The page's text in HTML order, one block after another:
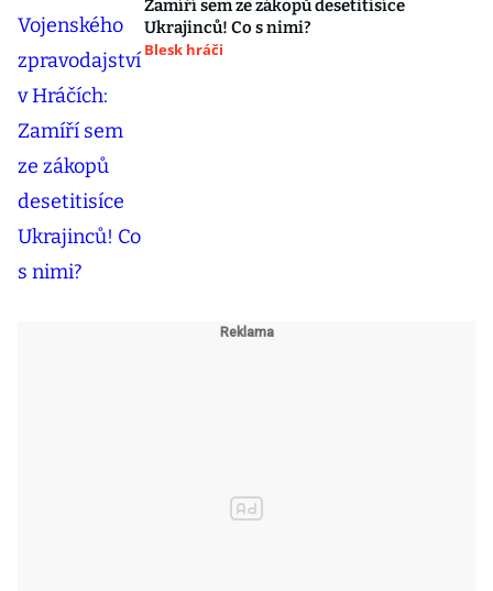
Zamíří sem ze zákopů desetitisíce
Ukrajinců! Co s nimi?
Blesk hráči